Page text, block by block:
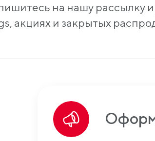
на нашу рассылку
акциях и закрытых